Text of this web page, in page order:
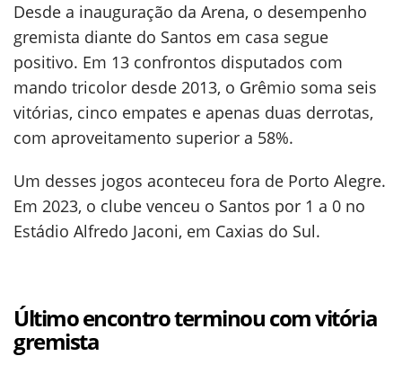
Desde a inauguração da Arena, o desempenho
gremista diante do Santos em casa segue
positivo. Em 13 confrontos disputados com
mando tricolor desde 2013, o Grêmio soma seis
vitórias, cinco empates e apenas duas derrotas,
com aproveitamento superior a 58%.
Um desses jogos aconteceu fora de Porto Alegre.
Em 2023, o clube venceu o Santos por 1 a 0 no
Estádio Alfredo Jaconi, em Caxias do Sul.
Último encontro terminou com vitória
gremista